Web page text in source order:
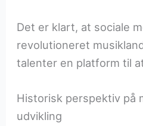
Det er klart, at sociale
revolutioneret
talenter en platform til
Historisk perspektiv på
udvikling